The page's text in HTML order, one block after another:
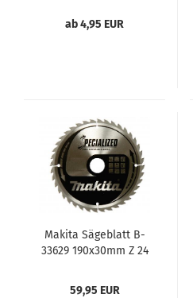
ab 4,95 EUR
Makita Sägeblatt B-
33629 190x30mm Z 24
59,95 EUR